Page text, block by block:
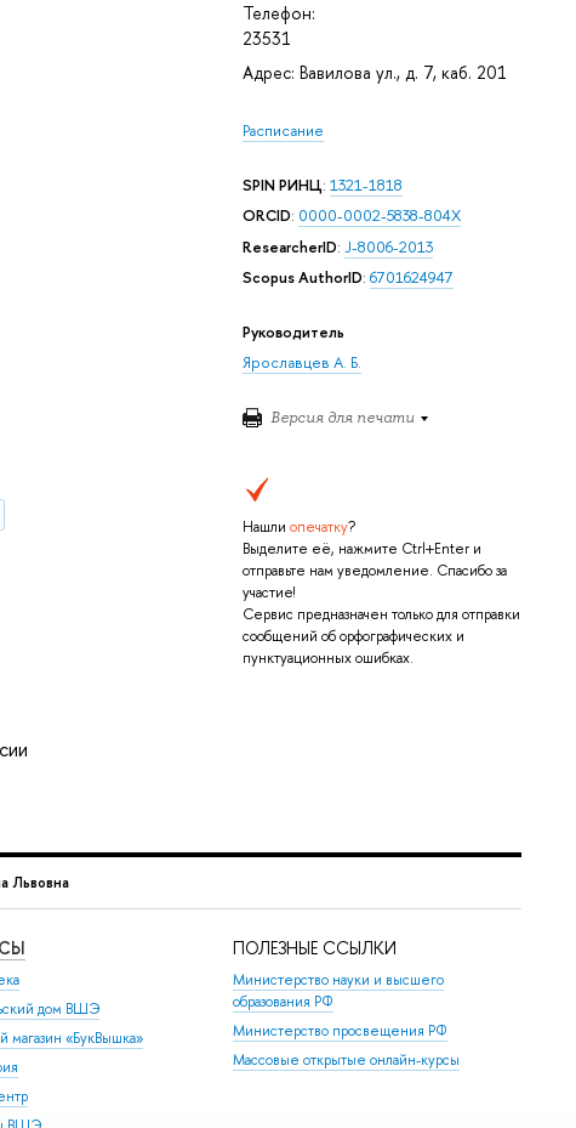
Телефон:
23531
Адрес: Вавилова ул., д. 7, каб. 201
Расписание
SPIN РИНЦ: 1321-1818
ORCID: 0000-0002-5838-804X
ResearcherID: J-8006-2013
Scopus AuthorID: 6701624947
Руководитель
Ярославцев А. Б.
Версия для печати
Нашли опечатку?
Выделите её, нажмите Ctrl+Enter и
отправьте нам уведомление. Спасибо за
участие!
Сервис предназначен только для отправки
сообщений об орфографических и
пунктуационных ошибках.
Львовна
дом ВШЭ
магазин «БукВышка»
ПОЛЕЗНЫЕ ССЫЛКИ
Министерство науки и высшего
образования РФ
Министерство просвещения РФ
Массовые открытые онлайн-курсы